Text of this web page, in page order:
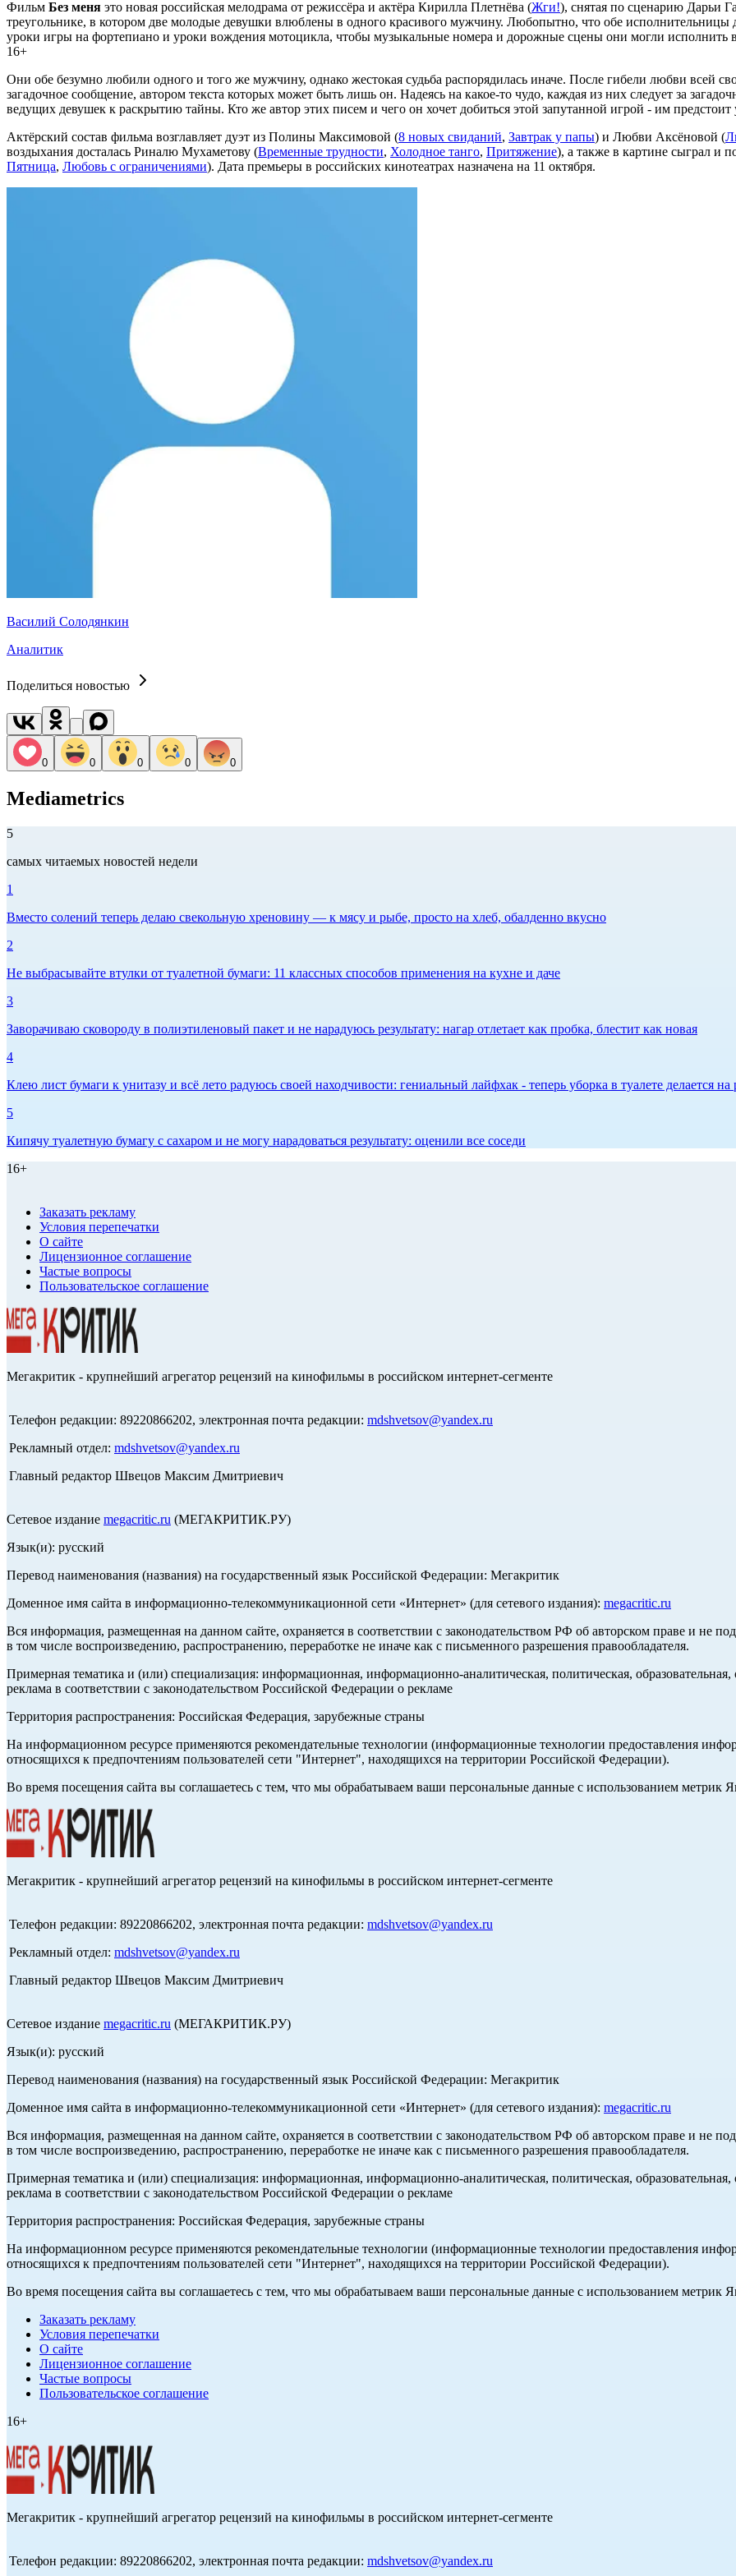
Фильм Без меня это новая российская мелодрама от режиссёра и актёра Кирилла Плетнёва (Жги!), снятая по сценарию Дарьи
треугольнике, в котором две молодые девушки влюблены в одного красивого мужчину. Любопытно, что обе исполнительницы
уроки игры на фортепиано и уроки вождения мотоцикла, чтобы музыкальные номера и дорожные сцены они могли исполнить
16+
Они обе безумно любили одного и того же мужчину, однако жестокая судьба распорядилась иначе. После гибели любви всей
загадочное сообщение, автором текста которых может быть лишь он. Надеясь на какое-то чудо, каждая из них следует за
ведущих девушек к раскрытию тайны. Кто же автор этих писем и чего он хочет добиться этой запутанной игрой - им
Актёрский состав фильма возглавляет дуэт из Полины Максимовой (8 новых свиданий, Завтрак у папы) и Любви Аксёновой (
воздыхания досталась Риналю Мухаметову (Временные трудности, Холодное танго, Притяжение), а также в картине сыграл и
Пятница, Любовь с ограничениями). Дата премьеры в российских кинотеатрах назначена на 11 октября.
Василий Солодянкин
Аналитик
Поделиться новостью
0 0 0 0 0
Mediametrics
5
самых читаемых новостей недели
1
Вместо солений теперь делаю свекольную хреновину — к мясу и рыбе, просто на хлеб, обалденно вкусно
2
Не выбрасывайте втулки от туалетной бумаги: 11 классных способов применения на кухне и даче
3
Заворачиваю сковороду в полиэтиленовый пакет и не нарадуюсь результату: нагар отлетает как пробка, блестит как новая
4
Клею лист бумаги к унитазу и всё лето радуюсь своей находчивости: гениальный лайфхак - теперь уборка в туалете делается на
5
Кипячу туалетную бумагу с сахаром и не могу нарадоваться результату: оценили все соседи
16+
Заказать рекламу
Условия перепечатки
О сайте
Лицензионное соглашение
Частые вопросы
Пользовательское соглашение
Мегакритик - крупнейший агрегатор рецензий на кинофильмы в российском интернет-сегменте
Телефон редакции: 89220866202, электронная почта редакции: mdshvetsov@yandex.ru
Рекламный отдел: mdshvetsov@yandex.ru
Главный редактор Швецов Максим Дмитриевич
Сетевое издание megacritic.ru (МЕГАКРИТИК.РУ)
Язык(и): русский
Перевод наименования (названия) на государственный язык Российской Федерации: Мегакритик
Доменное имя сайта в информационно-телекоммуникационной сети «Интернет» (для сетевого издания): megacritic.ru
Вся информация, размещенная на данном сайте, охраняется в соответствии с законодательством РФ об авторском праве и не
в том числе воспроизведению, распространению, переработке не иначе как с письменного разрешения правообладателя.
Примерная тематика и (или) специализация: информационная, информационно-аналитическая, политическая, образовательная,
реклама в соответствии с законодательством Российской Федерации о рекламе
Территория распространения: Российская Федерация, зарубежные страны
На информационном ресурсе применяются рекомендательные технологии (информационные технологии предоставления
относящихся к предпочтениям пользователей сети "Интернет", находящихся на территории Российской Федерации).
Во время посещения сайта вы соглашаетесь с тем, что мы обрабатываем ваши персональные данные с использованием метрик
Мегакритик - крупнейший агрегатор рецензий на кинофильмы в российском интернет-сегменте
Телефон редакции: 89220866202, электронная почта редакции: mdshvetsov@yandex.ru
Рекламный отдел: mdshvetsov@yandex.ru
Главный редактор Швецов Максим Дмитриевич
Сетевое издание megacritic.ru (МЕГАКРИТИК.РУ)
Язык(и): русский
Перевод наименования (названия) на государственный язык Российской Федерации: Мегакритик
Доменное имя сайта в информационно-телекоммуникационной сети «Интернет» (для сетевого издания): megacritic.ru
Вся информация, размещенная на данном сайте, охраняется в соответствии с законодательством РФ об авторском праве и не
в том числе воспроизведению, распространению, переработке не иначе как с письменного разрешения правообладателя.
Примерная тематика и (или) специализация: информационная, информационно-аналитическая, политическая, образовательная,
реклама в соответствии с законодательством Российской Федерации о рекламе
Территория распространения: Российская Федерация, зарубежные страны
На информационном ресурсе применяются рекомендательные технологии (информационные технологии предоставления
относящихся к предпочтениям пользователей сети "Интернет", находящихся на территории Российской Федерации).
Во время посещения сайта вы соглашаетесь с тем, что мы обрабатываем ваши персональные данные с использованием метрик
Заказать рекламу
Условия перепечатки
О сайте
Лицензионное соглашение
Частые вопросы
Пользовательское соглашение
16+
Мегакритик - крупнейший агрегатор рецензий на кинофильмы в российском интернет-сегменте
Телефон редакции: 89220866202, электронная почта редакции: mdshvetsov@yandex.ru